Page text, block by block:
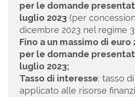
per le domande
luglio 2023 (per
dicembre 2023 nel regime
Fino a un massimo di euro
per le domande
luglio 2023;
Tasso di interesse: tasso
applicato alle risorse